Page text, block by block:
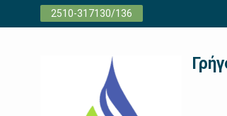
Προχωρήστε
2510-317130/136